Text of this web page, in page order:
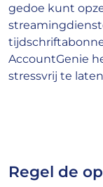
gedoe kunt
AccountGenie
stressvrij te
Regel de